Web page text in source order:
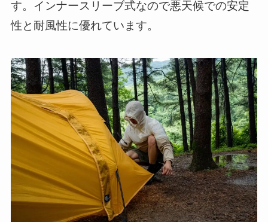
す。インナースリーブ式なので悪天候での安定
性と耐風性に優れています。